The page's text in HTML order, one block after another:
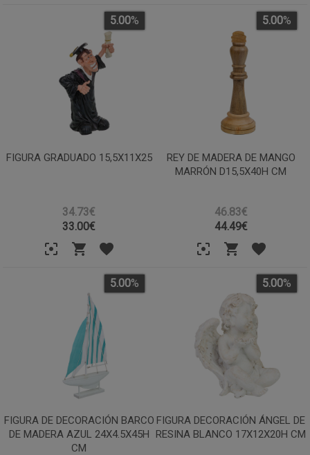
FIGURA GRADUADO 15,5X11X25
34.73€
5.00%
33.00€
REY DE MADERA DE MANGO
MARRÓN D15,5X40H CM
46.83€
5.00%
44.49€
FIGURA DE DECORACIÓN BARCO
DE MADERA AZUL 24X4.5X45H
CM
5.00%
FIGURA DECORACIÓN ÁNGEL DE
RESINA BLANCO 17X12X20H CM
5.00%